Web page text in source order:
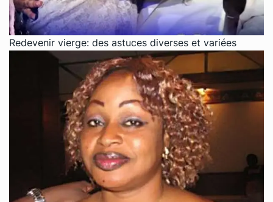
Redevenir vierge: des astuces diverses et variées